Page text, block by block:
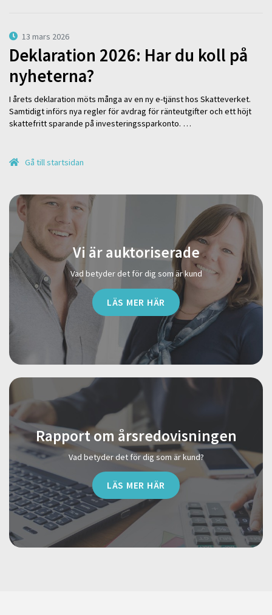
13 mars 2026
Deklaration 2026: Har du koll på
nyheterna?
I årets deklaration möts många av en ny e-tjänst hos Skatteverket.
Samtidigt införs nya regler för avdrag för ränteutgifter och ett höjt
skattefritt sparande på investeringssparkonto. …
Gå till startsidan
Vi är auktoriserade
Vad betyder det för dig som är kund
LÄS MER HÄR
Rapport om årsredovisningen
Vad betyder det för dig som är kund?
LÄS MER HÄR